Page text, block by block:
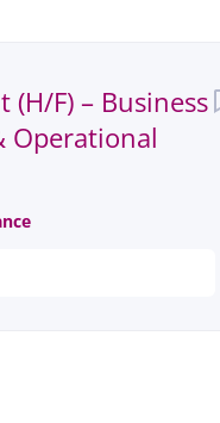
F) – Business
Operational